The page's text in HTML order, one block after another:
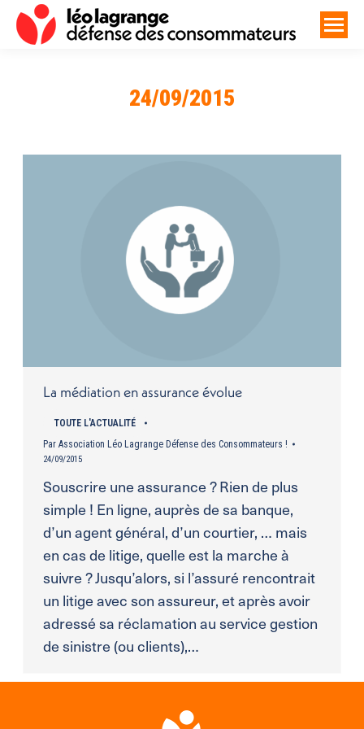
24/09/2015
La médiation en assurance évolue
TOUTE L'ACTUALITÉ
Par Association Léo Lagrange Défense des Consommateurs !
24/09/2015
Souscrire une assurance ? Rien de plus
simple ! En ligne, auprès de sa banque,
d’un agent général, d’un courtier, … mais
en cas de litige, quelle est la marche à
suivre ? Jusqu’alors, si l’assuré rencontrait
un litige avec son assureur, et après avoir
adressé sa réclamation au service gestion
de sinistre (ou clients),…